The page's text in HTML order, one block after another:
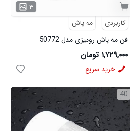
۳
کاربردی
مه پاش
فن مه پاش رومیزی مدل 50772
۱,۷۲۹,۰۰۰ تومان
خرید سریع
40